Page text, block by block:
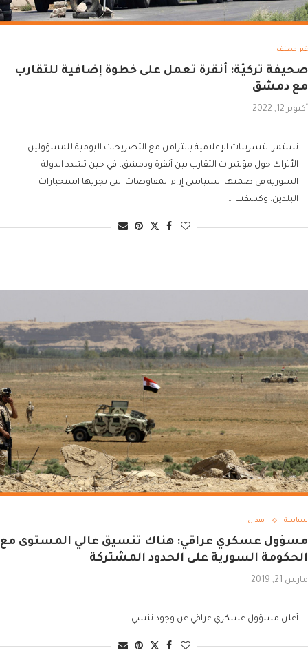
غير مصنف
صحيفة تركيّة: أنقرة تعمل على خطوة إضافية للتقارب
مع دمشق
أكتوبر 12, 2022
تستمر التسريبات الإعلامية بالتزامن مع التصريحات اليومية للمسؤولين
الأتراك حول مؤشرات التقارب بين أنقرة ودمشق، في حين تشدد الدولة
السورية في صمتها السياسي إزاء المفاوضات التي تجريها استخبارات
البلدين. وكشفت …
سياسة ميدان
مسؤول عسكري عراقي: هناك تنسيق عالي المستوى مع
الحكومة السورية على الحدود المشتركة
مارس 21, 2019
أعلن مسؤول عسكري عراقي عن وجود تنسي….